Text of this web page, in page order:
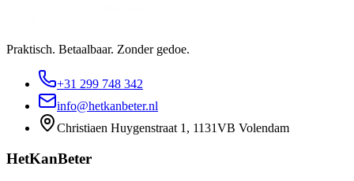
Praktisch. Betaalbaar. Zonder gedoe.
+31 299 748 342
info@hetkanbeter.nl
Christiaen Huygenstraat 1, 1131VB Volendam
HetKanBeter